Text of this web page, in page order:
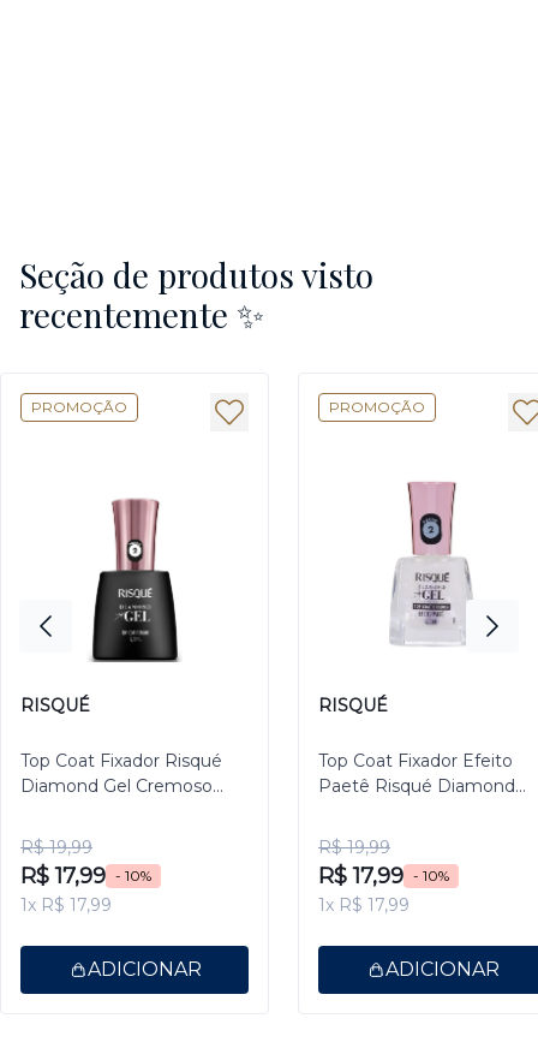
Seção de produtos visto
recentemente ✨
PROMOÇÃO
RISQUÉ
Top Coat Fixador Risqué
Diamond Gel Cremoso
R$ 19,99
R$ 17,99 - 10%
1x R$ 17,99
ADICIONAR
PROMOÇÃO
RISQUÉ
Top Coat Fixador Efeito
Paetê Risqué Diamond
R$ 19,99
R$ 17,99 - 10%
1x R$ 17,99
ADICIONAR